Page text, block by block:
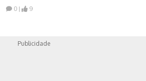
0 |
9
Publicidade